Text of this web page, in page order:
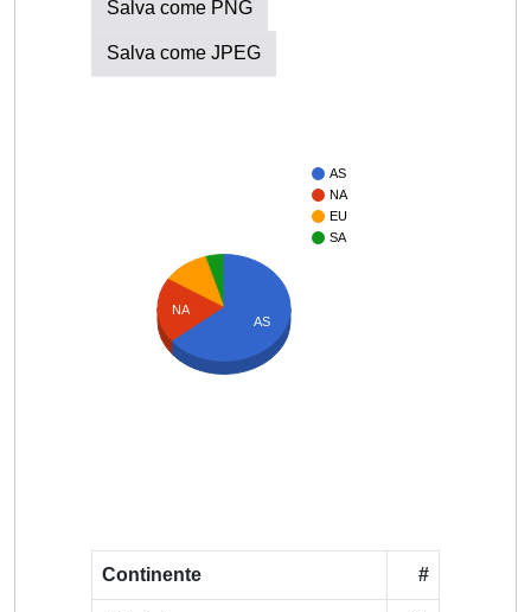
Salva come PNG
Salva come JPEG
AS
NA
EU
SA
NA
AS
Continente #